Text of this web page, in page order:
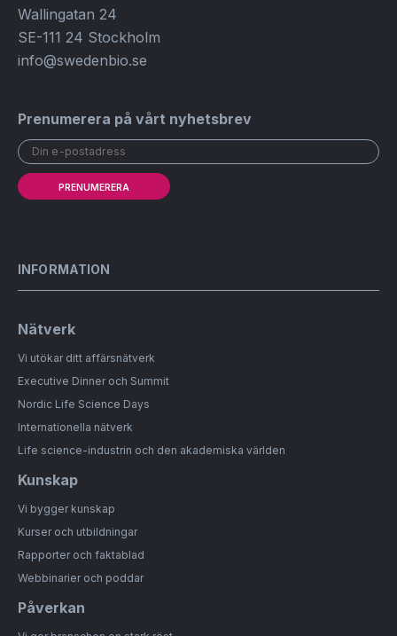
Wallingatan 24
SE-111 24 Stockholm
info@swedenbio.se
Prenumerera på vårt nyhetsbrev
PRENUMERERA
INFORMATION
Nätverk
Vi utökar ditt affärsnätverk
Executive Dinner och Summit
Nordic Life Science Days
Internationella nätverk
Life science-industrin och den akademiska världen
Kunskap
Vi bygger kunskap
Kurser och utbildningar
Rapporter och faktablad
Webbinarier och poddar
Påverkan